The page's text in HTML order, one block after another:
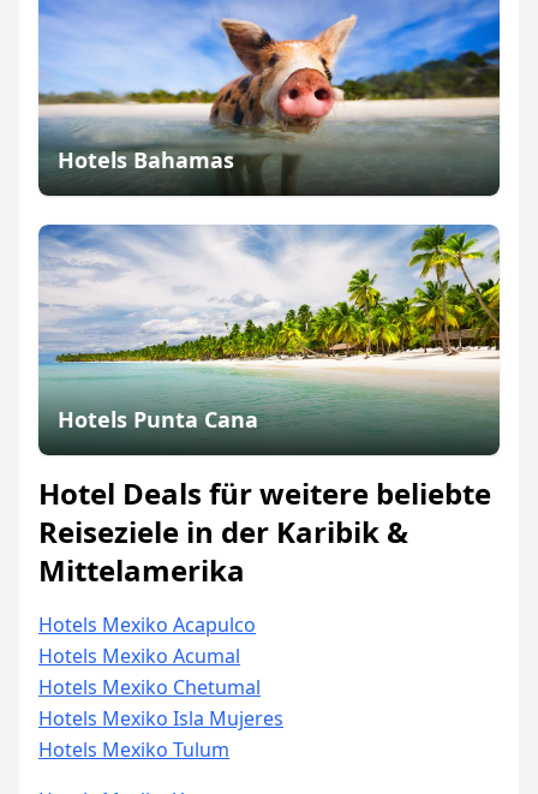
Hotels Bahamas
Hotels Punta Cana
Hotel Deals für weitere beliebte
Reiseziele in der Karibik &
Mittelamerika
Hotels Mexiko Acapulco
Hotels Mexiko Acumal
Hotels Mexiko Chetumal
Hotels Mexiko Isla Mujeres
Hotels Mexiko Tulum